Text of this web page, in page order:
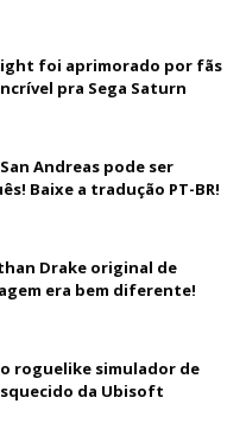
foi aprimorado por fãs
pra Sega Saturn
Andreas pode ser
Baixe a tradução PT-BR!
Drake original de
era bem diferente!
roguelike simulador de
da Ubisoft